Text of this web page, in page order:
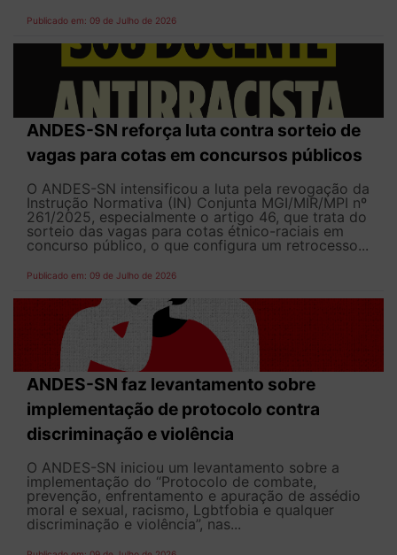
Publicado em: 09 de Julho de 2026
ANDES-SN reforça luta contra sorteio de
vagas para cotas em concursos públicos
O ANDES-SN intensificou a luta pela revogação da
Instrução Normativa (IN) Conjunta MGI/MIR/MPI nº
261/2025, especialmente o artigo 46, que trata do
sorteio das vagas para cotas étnico-raciais em
concurso público, o que configura um retrocesso...
Publicado em: 09 de Julho de 2026
ANDES-SN faz levantamento sobre
implementação de protocolo contra
discriminação e violência
O ANDES-SN iniciou um levantamento sobre a
implementação do “Protocolo de combate,
prevenção, enfrentamento e apuração de assédio
moral e sexual, racismo, Lgbtfobia e qualquer
discriminação e violência”, nas...